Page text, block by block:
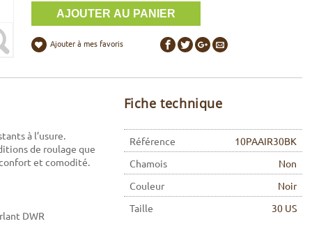
Ajouter à mes favoris
à l’usure.
de roulage que
et comodité.
DWR
Fiche technique
Référence
10PAAIR30BK
Chamois
Non
Couleur
Noir
Taille
30 US